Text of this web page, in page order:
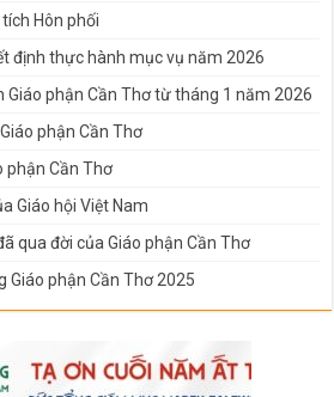
Hôn phối
định thực hành mục vụ năm 2026
Giáo phận Cần Thơ từ tháng 1 năm 2026
phận Cần Thơ
phận Cần Thơ
Giáo hội Việt Nam
qua đời của Giáo phận Cần Thơ
Giáo phận Cần Thơ 2025